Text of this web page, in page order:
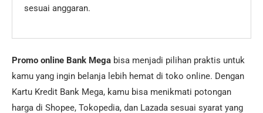
sesuai anggaran.
Promo online Bank Mega bisa menjadi pilihan praktis untuk
kamu yang ingin belanja lebih hemat di toko online. Dengan
Kartu Kredit Bank Mega, kamu bisa menikmati potongan
harga di Shopee, Tokopedia, dan Lazada sesuai syarat yang